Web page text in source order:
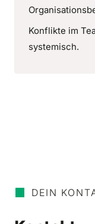
Konflikte im
systemisch.
DEIN